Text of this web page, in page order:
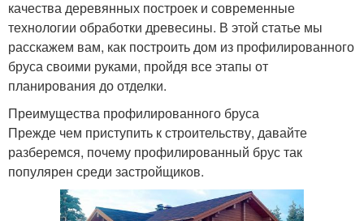
качества деревянных построек и современные
технологии обработки древесины. В этой статье мы
расскажем вам, как построить дом из профилированного
бруса своими руками, пройдя все этапы от
планирования до отделки.
Преимущества профилированного бруса
Прежде чем приступить к строительству, давайте
разберемся, почему профилированный брус так
популярен среди застройщиков.